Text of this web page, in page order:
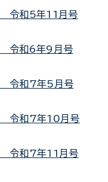
令和5年11月号
令和6年9月号
令和7年5月号
令和7年10月号
令和7年11月号